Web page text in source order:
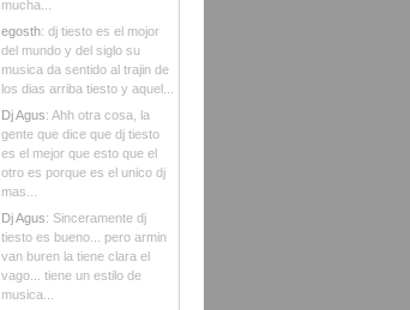
mucha...
egosth: dj tiesto es el mojor
del mundo y del siglo su
musica da sentido al trajin de
los dias arriba tiesto y aquel...
Dj Agus: Ahh otra cosa, la
gente que dice que dj tiesto
es el mejor que esto que el
otro es porque es el unico dj
mas...
Dj Agus: Sinceramente dj
tiesto es bueno... pero armin
van buren la tiene clara el
vago... tiene un estilo de
musica...